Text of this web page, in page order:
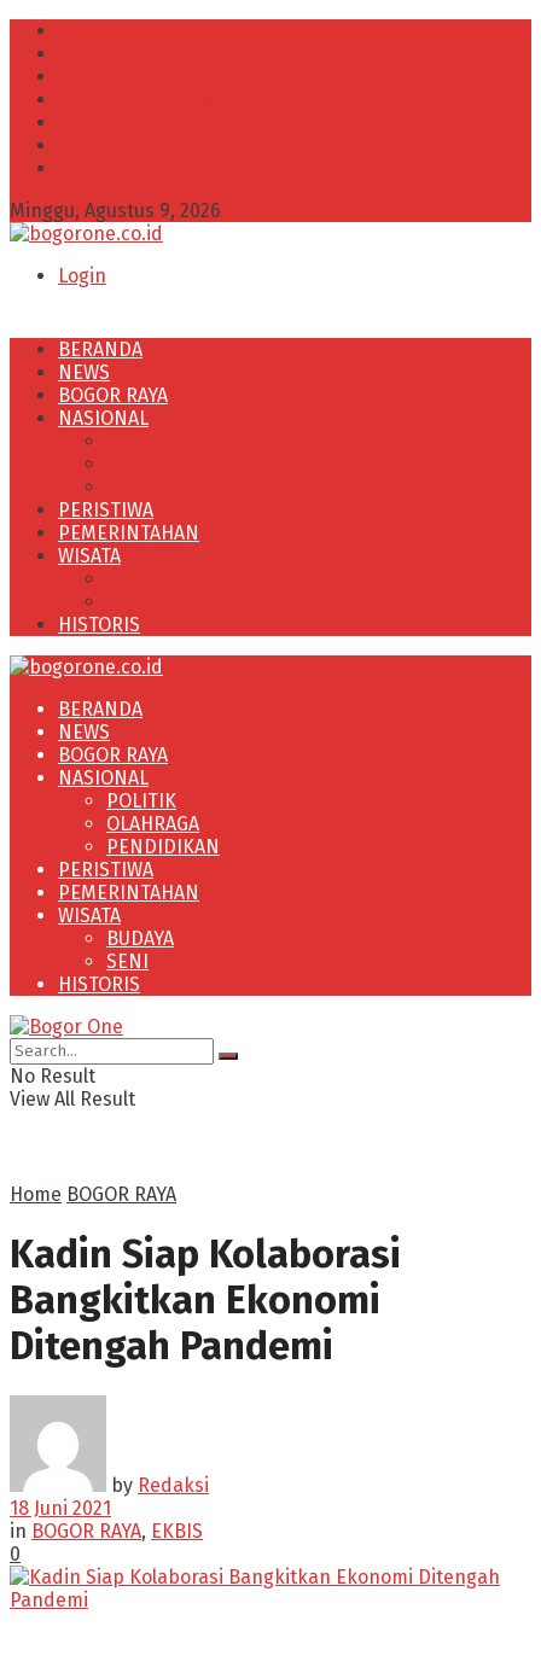
Minggu, Agustus 9, 2026
Login
BERANDA
NEWS
BOGOR RAYA
NASIONAL
PERISTIWA
PEMERINTAHAN
WISATA
HISTORIS
BERANDA
NEWS
BOGOR RAYA
NASIONAL
POLITIK
OLAHRAGA
PENDIDIKAN
PERISTIWA
PEMERINTAHAN
WISATA
BUDAYA
SENI
HISTORIS
No Result
View All Result
Home BOGOR RAYA
Kadin Siap Kolaborasi
Bangkitkan Ekonomi
Ditengah Pandemi
by Redaksi
18 Juni 2021
in BOGOR RAYA, EKBIS
0